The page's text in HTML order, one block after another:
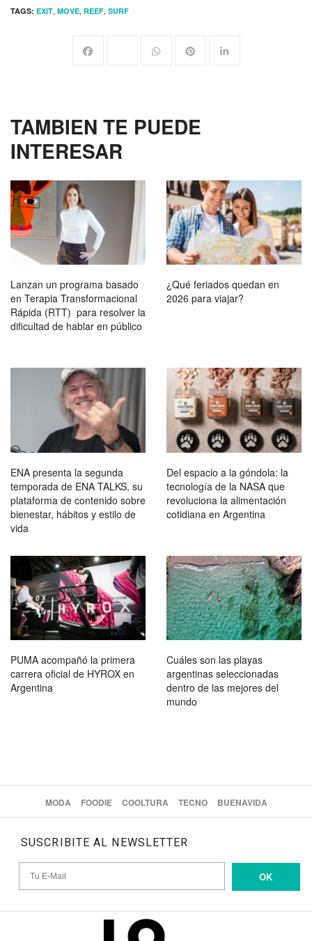
TAGS: EXIT, MOVE, REEF, SURF
TAMBIEN TE PUEDE
INTERESAR
Lanzan un programa basado
en Terapia Transformacional
Rápida (RTT) para resolver la
dificultad de hablar en público
¿Qué feriados quedan en
2026 para viajar?
ENA presenta la segunda
temporada de ENA TALKS, su
plataforma de contenido sobre
bienestar, hábitos y estilo de
vida
Del espacio a la góndola: la
tecnología de la NASA que
revoluciona la alimentación
cotidiana en Argentina
PUMA acompañó la primera
carrera oficial de HYROX en
Argentina
Cuáles son las playas
argentinas seleccionadas
dentro de las mejores del
mundo
MODA FOODIE COOLTURA TECNO BUENAVIDA
SUSCRIBITE AL NEWSLETTER
OK